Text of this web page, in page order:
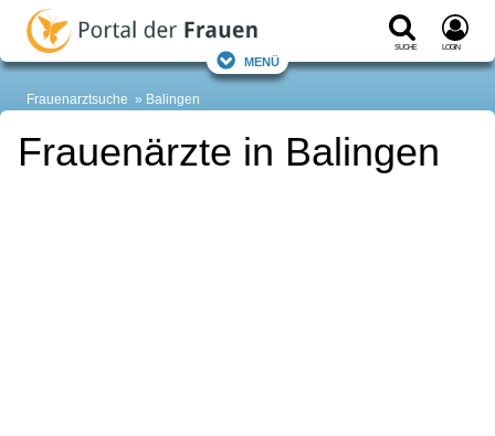
Suche Login
Menü
Frauenarztsuche Balingen
Frauenärzte in Balingen